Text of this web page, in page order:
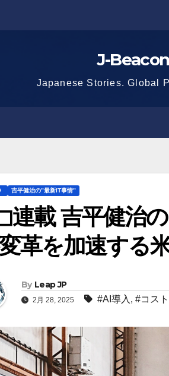
J-Beacon
Japanese Stories. Global
吉平健治の”最新IT事情”
載 吉平健治
革を加速する
By Leap JP
2月 28, 2025 #AI導入 , #コス